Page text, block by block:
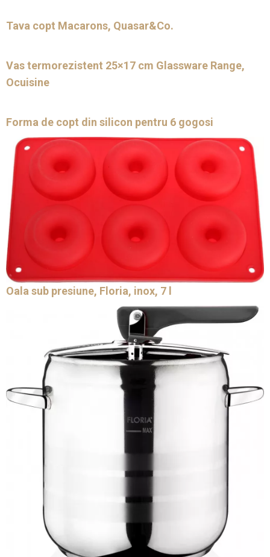
Tava copt Macarons, Quasar&Co.
Vas termorezistent 25×17 cm Glassware Range,
Ocuisine
Forma de copt din silicon pentru 6 gogosi
Oala sub presiune, Floria, inox, 7 l